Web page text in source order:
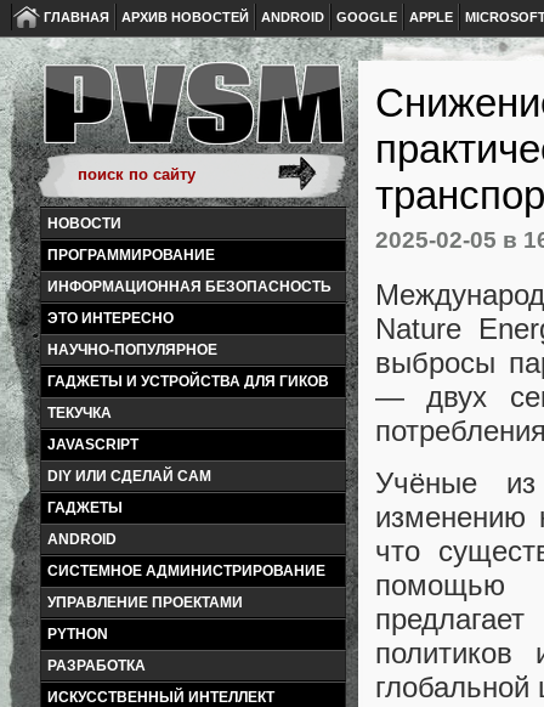
ГЛАВНАЯ АРХИВ НОВОСТЕЙ ANDROID GOOGLE APPLE
НОВОСТИ
ПРОГРАММИРОВАНИЕ
ИНФОРМАЦИОННАЯ БЕЗОПАСНОСТЬ
ЭТО ИНТЕРЕСНО
НАУЧНО-ПОПУЛЯРНОЕ
ГАДЖЕТЫ И УСТРОЙСТВА ДЛЯ ГИКОВ
ТЕКУЧКА
JAVASCRIPT
DIY ИЛИ СДЕЛАЙ САМ
ГАДЖЕТЫ
ANDROID
СИСТЕМНОЕ АДМИНИСТРИРОВАНИЕ
УПРАВЛЕНИЕ ПРОЕКТАМИ
PYTHON
РАЗРАБОТКА
ИСКУССТВЕННЫЙ ИНТЕЛЛЕКТ
2025-02-05 в
Nature
выбросы
— двух
Учёные из
изменению
что
помощью
глобальной